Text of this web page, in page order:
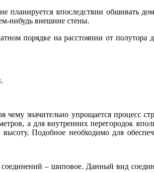
планируется впоследствии обшивать
нибудь внешние стены.
порядке на расстоянии от полутора
значительно упрощается процесс
а для внутренних перегородок
Подобное необходимо для
– шиповое. Данный вид